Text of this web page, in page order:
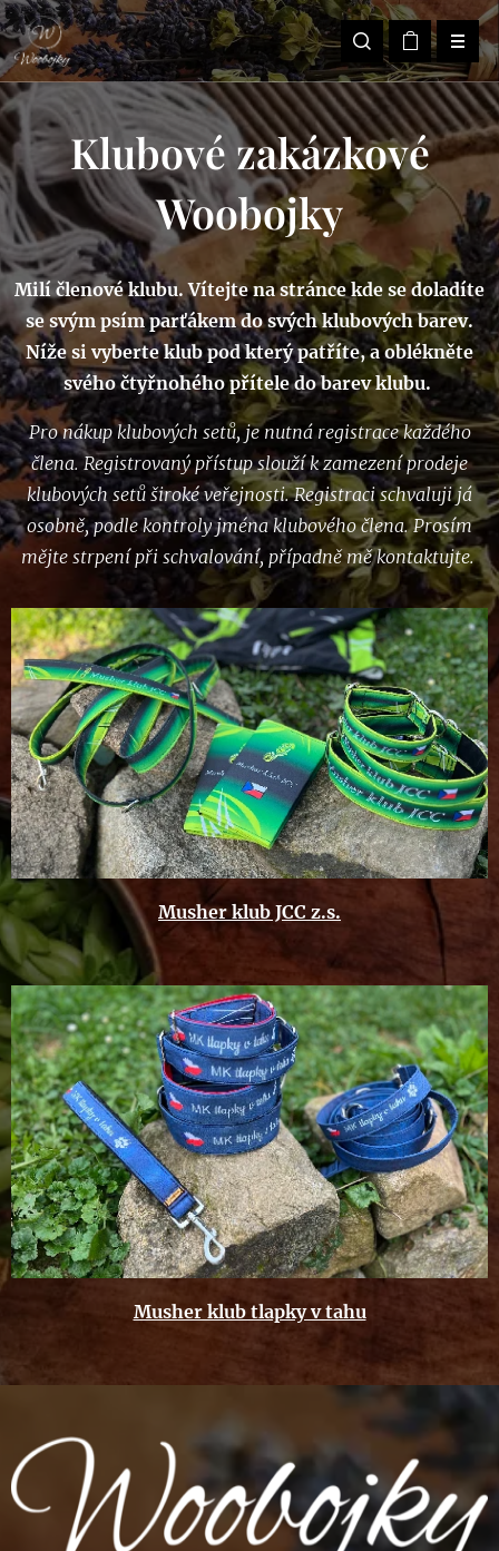
Klubové zakázkové
Woobojky
Milí členové klubu. Vítejte na stránce kde se doladíte
se svým psím parťákem do svých klubových barev.
Níže si vyberte klub pod který patříte, a oblékněte
svého čtyřnohého přítele do barev klubu.
Pro nákup klubových setů, je nutná registrace každého
člena. Registrovaný přístup slouží k zamezení prodeje
klubových setů široké veřejnosti.Registraci schvaluji já
osobně, podle kontroly jména klubového člena. Prosím
mějte strpení při schvalování, případně mě kontaktujte.
Musher klub JCC z.s.
Musher klub tlapky v tahu